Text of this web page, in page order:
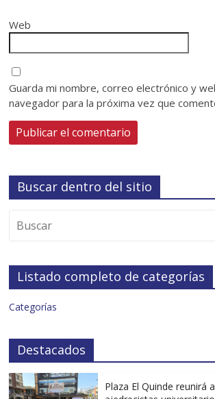
Web
Guarda mi nombre, correo electrónico y
navegador para la próxima vez que
Buscar dentro del sitio
Listado completo de categorías
Categorías
Destacados
Plaza El Quinde reunirá